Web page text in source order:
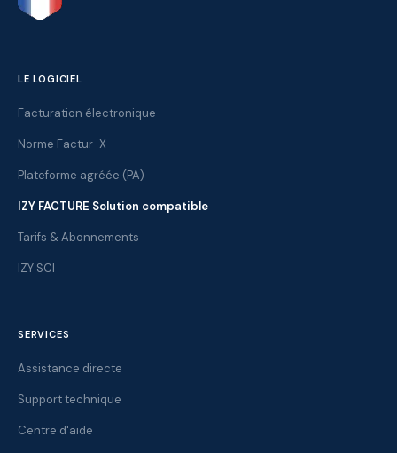
LE LOGICIEL
Facturation électronique
Norme Factur-X
Plateforme agréée (PA)
IZY FACTURE Solution compatible
Tarifs & Abonnements
IZY SCI
SERVICES
Assistance directe
Support technique
Centre d'aide